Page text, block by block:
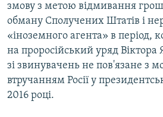
змову з метою відмивання
обману Сполучених Штатів і
«іноземного агента» в період,
на проросійський уряд
зі звинувачень не пов'язане з
втручанням Росії у
2016 році.